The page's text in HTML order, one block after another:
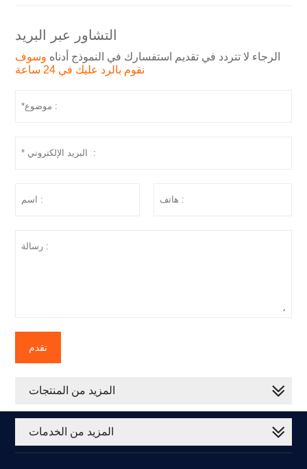
التشاور عبر البريد
الرجاء لا تتردد في تقديم استفسارك في النموذج أدناه وسوف
نقوم بالرد عليك في 24 ساعة
تقدم
المزيد من المنتجات
المزيد من الخدمات